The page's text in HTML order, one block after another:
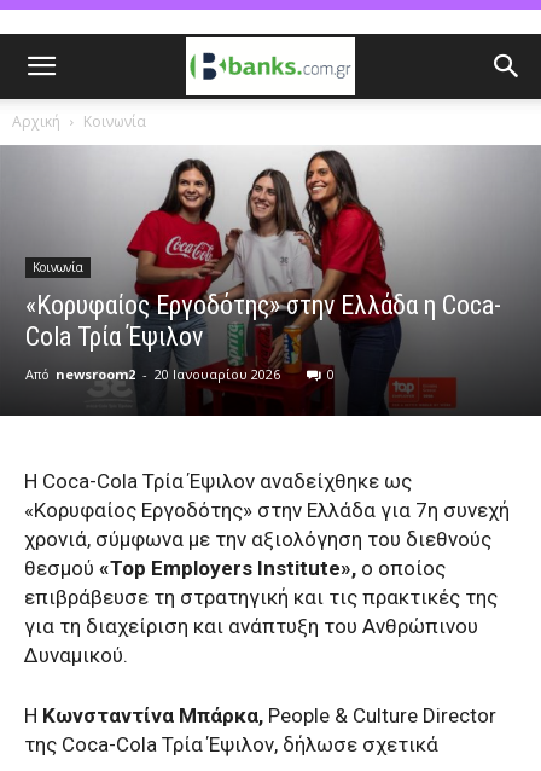
Αρχική Κοινωνία
Κοινωνία
«Κορυφαίος Εργοδότης» στην Ελλάδα η Coca-
Cola Τρία Έψιλον
Από newsroom2 - 20 Ιανουαρίου 2026 0
H Coca-Cola Τρία Έψιλον αναδείχθηκε ως
«Κορυφαίος Εργοδότης» στην Ελλάδα για 7η συνεχή
χρονιά, σύμφωνα με την αξιολόγηση του διεθνούς
θεσμού «Top Employers Institute», ο οποίος
επιβράβευσε τη στρατηγική και τις πρακτικές της
για τη διαχείριση και ανάπτυξη του Ανθρώπινου
Δυναμικού.
H Κωνσταντίνα Μπάρκα, People & Culture Director
της Coca-Cola Τρία Έψιλον, δήλωσε σχετικά